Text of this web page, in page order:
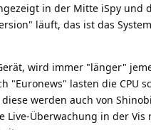
in der Mitte iSpy und
läuft, das ist das
wird immer "länger"
"Euronews" lasten die CPU
werden auch von
Live-Überwachung in der Vis